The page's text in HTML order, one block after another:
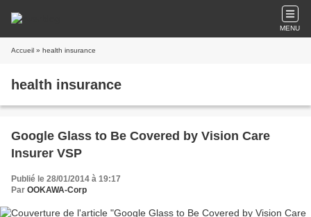
MENU
Accueil » health insurance
health insurance
Google Glass to Be Covered by Vision Care
Insurer VSP
Publié le 28/01/2014 à 19:17
Par OOKAWA-Corp